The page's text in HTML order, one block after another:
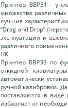
Принтер BBP31 -
множестве различных
лучшие
“Drag and Drop”
эксплуатации и
различного
ПК.
Принтер BBP33 по
откидной
автоматически
ручной калибровки.
поставляются в виде
избавляет от